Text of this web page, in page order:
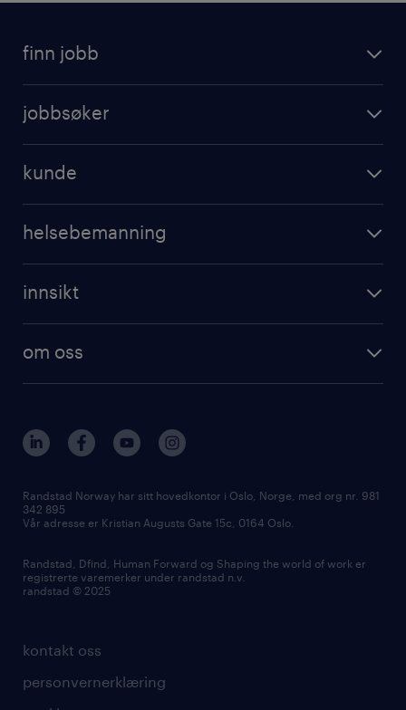
finn jobb
jobbsøker
kunde
helsebemanning
innsikt
om oss
kontakt oss
personvernerklæring
Randstad Norway har sitt hovedkontor i Oslo, Norge, med org nr. 981
342 895
Vår adresse er Kristian Augusts Gate 15c, 0164 Oslo.
Randstad, Dfind, Human Forward og Shaping the world of work er
registrerte varemerker under randstad n.v.
randstad © 2025